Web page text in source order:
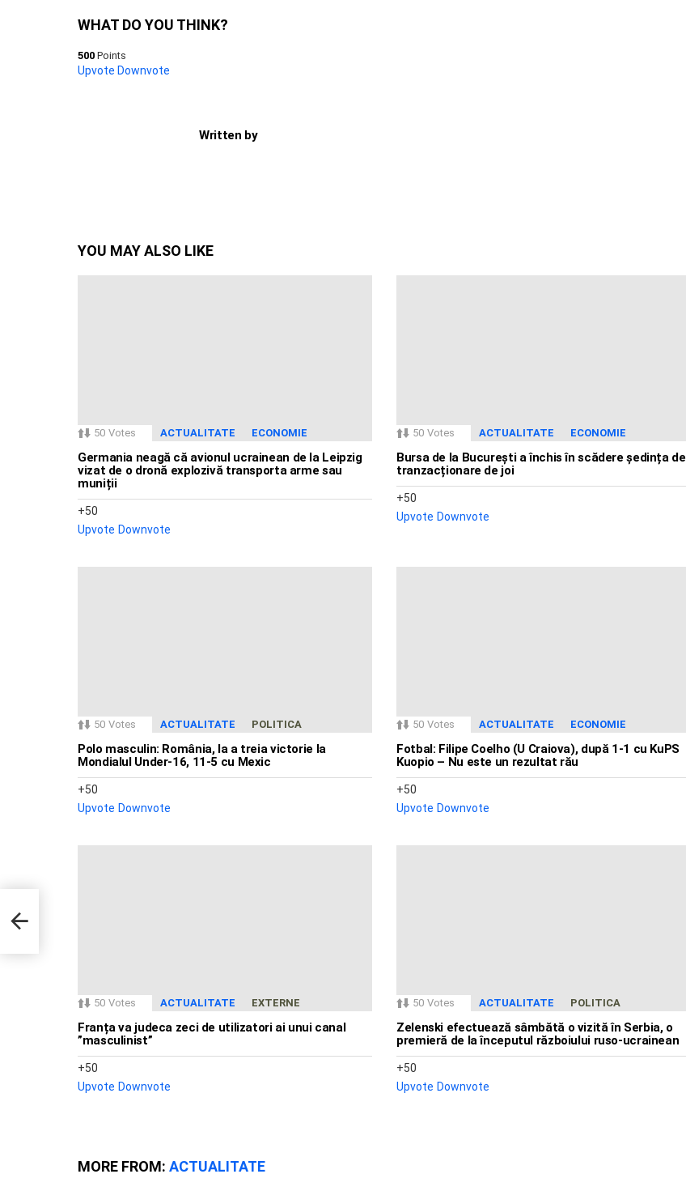
WHAT DO YOU THINK?
500 Points
Upvote Downvote
Written by
YOU MAY ALSO LIKE
50 Votes ACTUALITATE ECONOMIE
Germania neagă că avionul ucrainean de la Leipzig
vizat de o dronă explozivă transporta arme sau
muniții
50
Upvote Downvote
50 Votes ACTUALITATE ECONOMIE
Bursa de la București a închis în scădere ședința de
tranzacționare de joi
50
Upvote Downvote
50 Votes ACTUALITATE POLITICA
Polo masculin: România, la a treia victorie la
Mondialul Under-16, 11-5 cu Mexic
50
Upvote Downvote
50 Votes ACTUALITATE ECONOMIE
Fotbal: Filipe Coelho (U Craiova), după 1-1 cu KuPS
Kuopio – Nu este un rezultat rău
50
Upvote Downvote
50 Votes ACTUALITATE EXTERNE
Franța va judeca zeci de utilizatori ai unui canal
”masculinist”
50
Upvote Downvote
50 Votes ACTUALITATE POLITICA
Zelenski efectuează sâmbătă o vizită în Serbia, o
premieră de la începutul războiului ruso-ucrainean
50
Upvote Downvote
MORE FROM: ACTUALITATE